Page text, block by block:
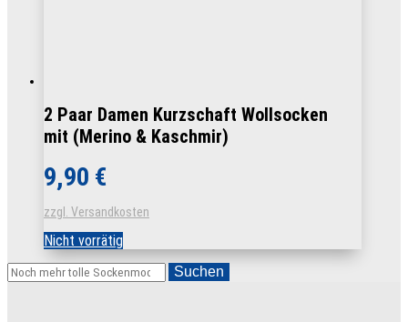
2 Paar Damen Kurzschaft Wollsocken
mit (Merino & Kaschmir)
9,90 €
zzgl. Versandkosten
Nicht vorrätig
Suchen